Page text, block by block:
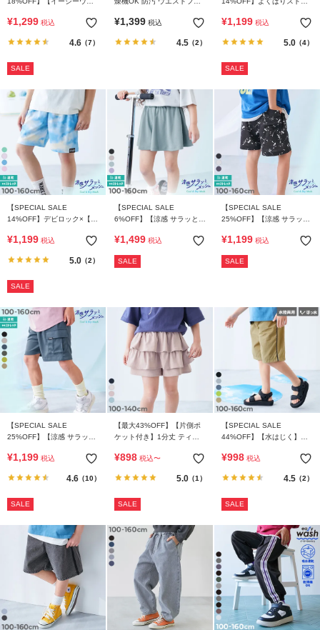
ざが隠れる 6分丈パンツ
¥1,299 税込
4.6（7）
SALE
¥1,399 税込
4.5（2）
¥1,199 税込
5.0（4）
SALE
【SPECIAL SALE
14%OFF】デビロック×【ア
ュ フレーバー風タイダイプ
¥1,199 税込
5.0（2）
SALE
【SPECIAL SALE
6%OFF】【涼感 サラッとメ
ザー キュロット
¥1,499 税込
SALE
【SPECIAL SALE
25%OFF】【涼感 サラッと
パンツ
¥1,199 税込
SALE
【SPECIAL SALE
25%OFF】【涼感 サラッと
ンツ
¥1,199 税込
4.6（10）
SALE
【最大43%OFF】【片側ポ
ケット付き】1分丈 ティア
¥898 税込〜
5.0（1）
SALE
【SPECIAL SALE
44%OFF】【水はじく】撥
イドパンツ(水陸両用）
¥998 税込
4.5（2）
SALE